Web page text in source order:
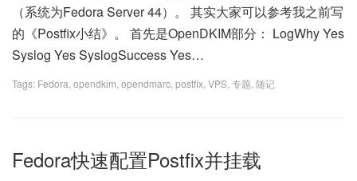
（系统为Fedora Server 44）。 其实大家可以参考我之前写
的《Postfix小结》。 首先是OpenDKIM部分： LogWhy Yes
Syslog Yes SyslogSuccess Yes…
Tags: Fedora opendkim opendmarc postfix VPS 专题 随记
Fedora快速配置Postfix并挂载